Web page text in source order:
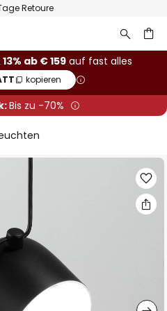
Retoure
ab € 159auf fast alles
kopieren
Bis zu -70%